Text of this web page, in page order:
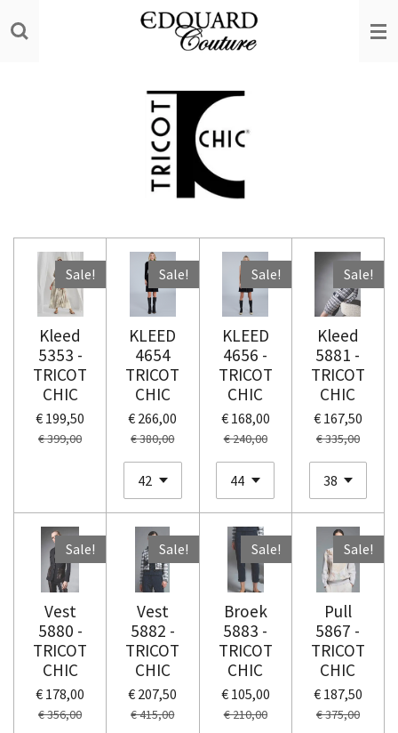
direct
Sale!
Kleed
5353 -
TRICOT
CHIC
€ 199,50
€ 399,00
Sale!
KLEED
4654
TRICOT
CHIC
€ 266,00
€ 380,00
Sale!
KLEED
4656 -
TRICOT
CHIC
€ 168,00
€ 240,00
Sale!
Kleed
5881 -
TRICOT
CHIC
€ 167,50
€ 335,00
Sale!
Vest
5880 -
TRICOT
CHIC
€ 178,00
€ 356,00
Sale!
Vest
5882 -
TRICOT
CHIC
€ 207,50
€ 415,00
Sale!
Broek
5883 -
TRICOT
CHIC
€ 105,00
€ 210,00
Sale!
Pull
5867 -
TRICOT
CHIC
€ 187,50
€ 375,00